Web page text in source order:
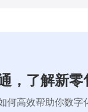
，了解新
何高效帮助你数